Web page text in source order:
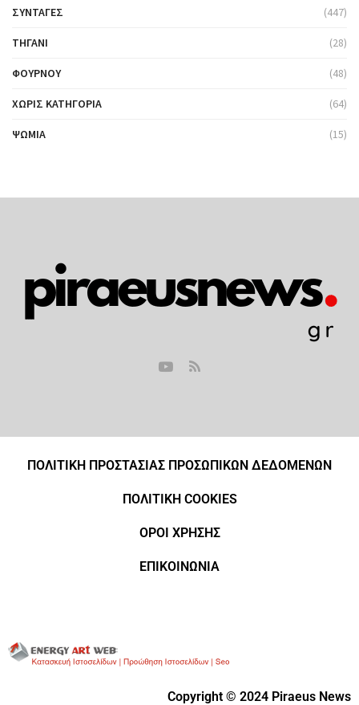
ΣΥΝΤΑΓΈΣ (447)
ΤΗΓΆΝΙ (28)
ΦΟΎΡΝΟΥ (48)
ΧΩΡΊΣ ΚΑΤΗΓΟΡΊΑ (64)
ΨΩΜΙΆ (15)
ΠΟΛΙΤΙΚΗ ΠΡΟΣΤΑΣΙΑΣ ΠΡΟΣΩΠΙΚΩΝ ΔΕΔΟΜΕΝΩΝ
ΠΟΛΙΤΙΚΗ COOKIES
ΟΡΟΙ ΧΡΗΣΗΣ
ΕΠΙΚΟΙΝΩΝΙΑ
Copyright © 2024 Piraeus News